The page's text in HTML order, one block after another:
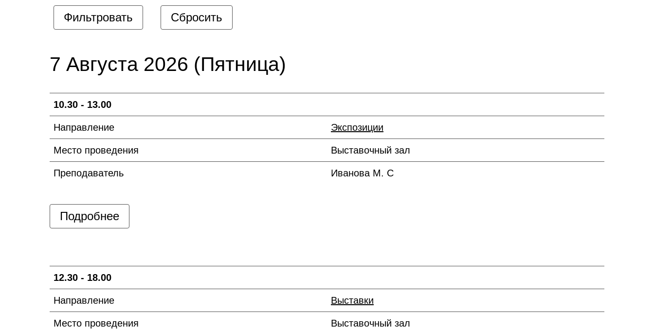
7 Августа 2026 (Пятница)
10.30 - 13.00
Направление Экспозиции
Место проведения Выставочный зал
Преподаватель Иванова М. С
Подробнее
12.30 - 18.00
Направление Выставки
Место проведения Выставочный зал